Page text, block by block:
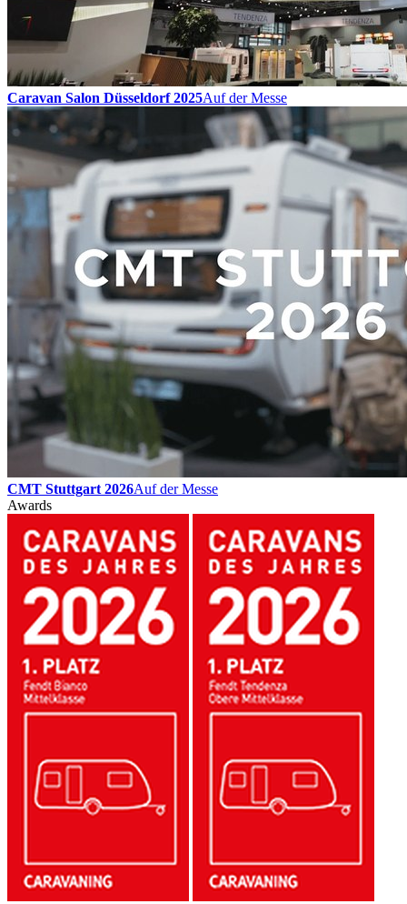
Caravan Salon Düsseldorf 2025Auf der Messe
CMT Stuttgart 2026Auf der Messe
Awards